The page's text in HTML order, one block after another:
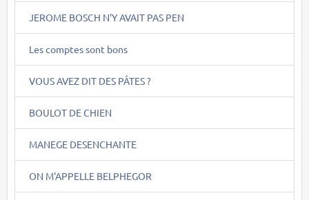
JEROME BOSCH N'Y AVAIT PAS PEN
Les comptes sont bons
VOUS AVEZ DIT DES PÂTES ?
BOULOT DE CHIEN
MANEGE DESENCHANTE
ON M'APPELLE BELPHEGOR